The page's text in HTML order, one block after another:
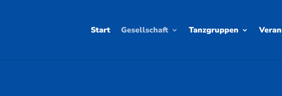
Start Gesellschaft Tanzgruppen